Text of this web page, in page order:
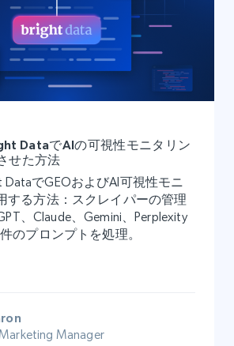
DataでAIの可視性モニタリン
せた方法
DataでGEOおよびAI可視性モニ
する方法：スクレイパーの管理
、Claude、Gemini、Perplexity
のプロンプトを処理。
Manager